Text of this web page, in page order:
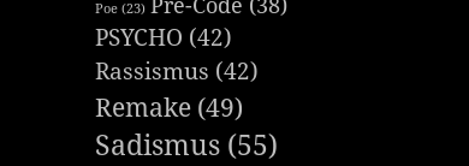
Poe (23)
PSYCHO (42)
Rassismus (42)
Remake (49)
Sadismus (55)